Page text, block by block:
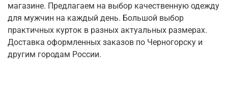
магазине. Предлагаем на выбор качественную одежду
для мужчин на каждый день. Большой выбор
практичных курток в разных актуальных размерах.
Доставка оформленных заказов по Черногорску и
другим городам России.